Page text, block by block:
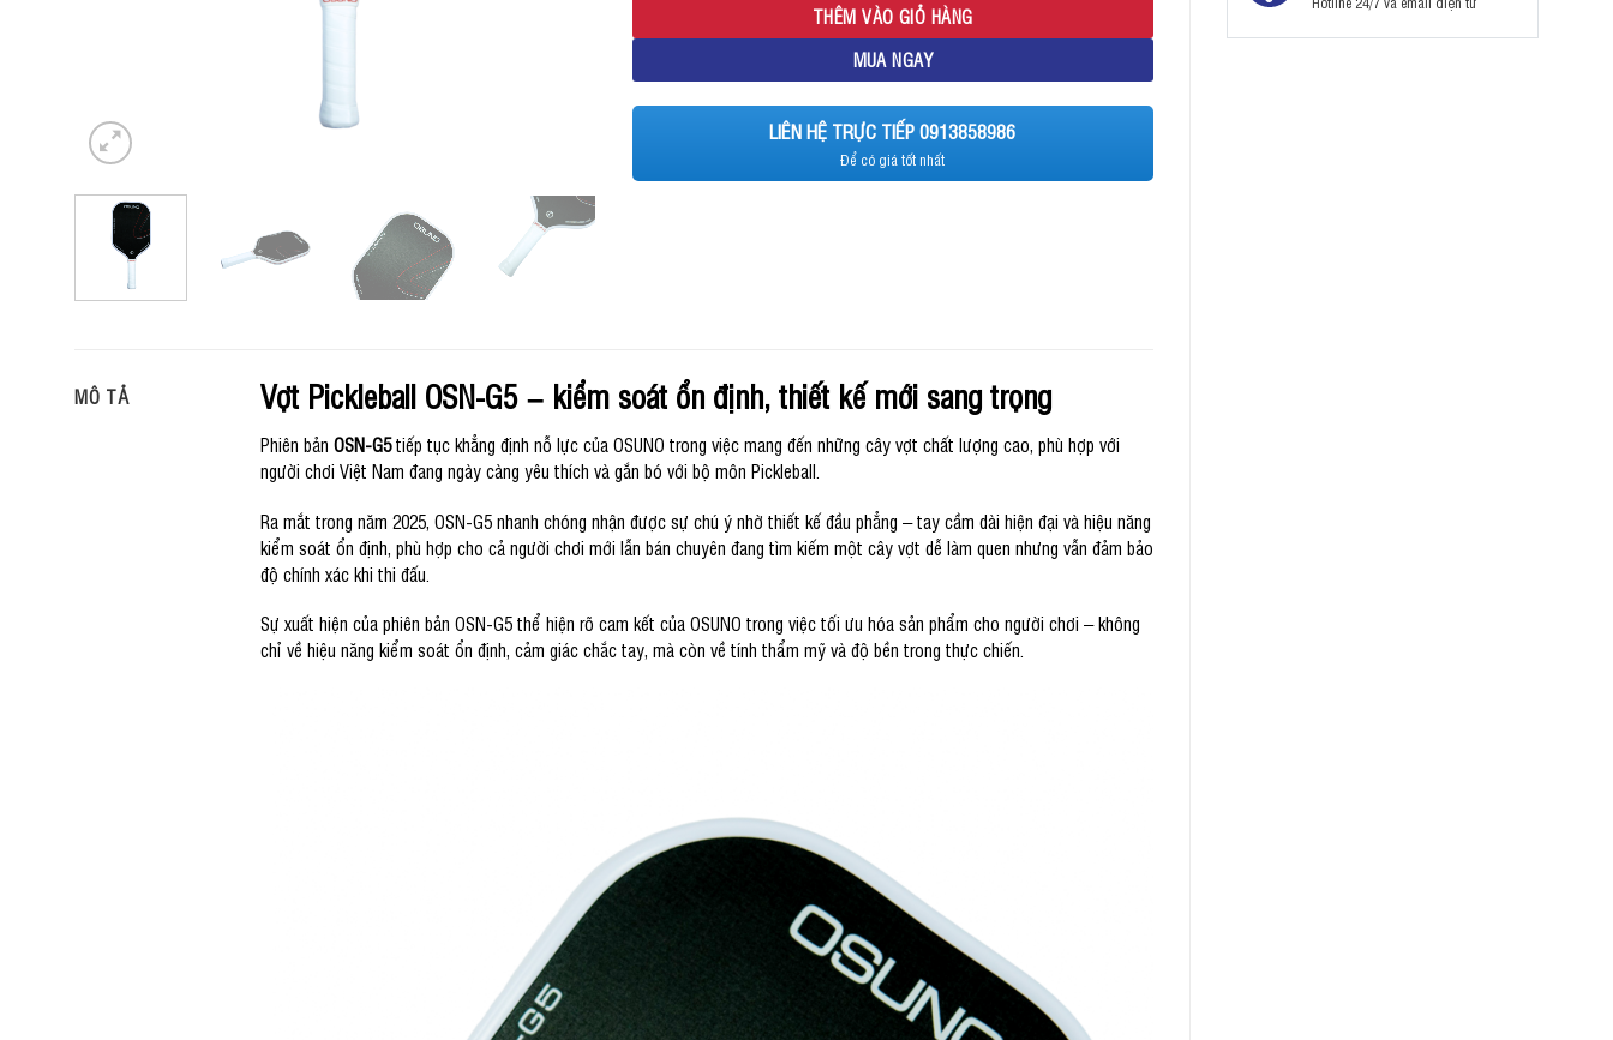
THÊM VÀO GIỎ HÀNG
MUA NGAY
LIÊN HỆ TRỰC TIẾP 0913858986
Để có giá tốt nhất
MÔ TẢ Vợt Pickleball OSN-G5 – kiểm soát ổn định, thiết kế mới sang trọng
Phiên bản OSN-G5tiếp tục khẳng định nỗ lực của OSUNO trong việc mang đến những cây vợt chất lượng cao, phù hợp với
người chơi Việt Nam đang ngày càng yêu thích và gắn bó với bộ môn Pickleball.
Ra mắt trong năm 2025, OSN-G5 nhanh chóng nhận được sự chú ý nhờ thiết kế đầu phẳng – tay cầm dài hiện đại và hiệu năng
kiểm soát ổn định, phù hợp cho cả người chơi mới lẫn bán chuyên đang tìm kiếm một cây vợt dễ làm quen nhưng vẫn đảm bảo
độ chính xác khi thi đấu.
Sự xuất hiện của phiên bản OSN-G5 thể hiện rõ cam kết của OSUNO trong việc tối ưu hóa sản phẩm cho người chơi – không
chỉ về hiệu năng kiểm soát ổn định, cảm giác chắc tay, mà còn về tính thẩm mỹ và độ bền trong thực chiến.